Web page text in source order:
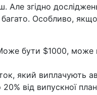
Але згідно
багато. Особливо,
бути $1000, може
який виплачують
від випускної